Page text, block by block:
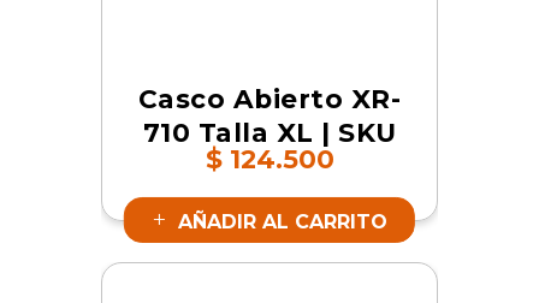
Casco Abierto XR-
710 Talla XL | SKU
17036
$124.500
AÑADIR AL CARRITO